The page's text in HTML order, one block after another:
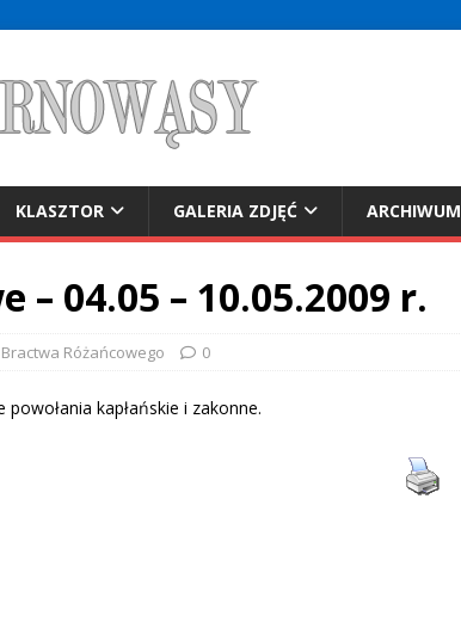
KLASZTOR GALERIA ZDJĘĆ ARCHIWUM
– 04.05 – 10.05.2009 r.
Różańcowego 0
kapłańskie i zakonne.